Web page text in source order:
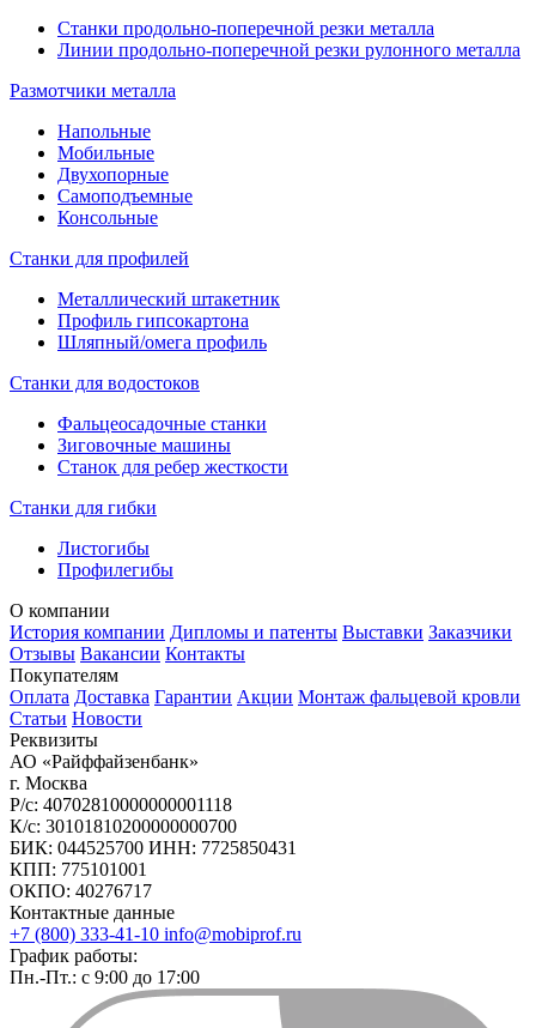
Станки продольно-поперечной резки металла
Линии продольно-поперечной резки рулонного металла
Размотчики металла
Напольные
Мобильные
Двухопорные
Самоподъемные
Консольные
Станки для профилей
Металлический штакетник
Профиль гипсокартона
Шляпный/омега профиль
Станки для водостоков
Фальцеосадочные станки
Зиговочные машины
Станок для ребер жесткости
Станки для гибки
Листогибы
Профилегибы
О компании
История компании Дипломы и патенты Выставки Заказчики
Отзывы Вакансии Контакты
Покупателям
Оплата Доставка Гарантии Акции Монтаж фальцевой кровли
Статьи Новости
Реквизиты
АО «Райффайзенбанк»
г. Москва
Р/с: 40702810000000001118
К/с: 30101810200000000700
БИК: 044525700 ИНН: 7725850431
КПП: 775101001
ОКПО: 40276717
Контактные данные
+7 (800) 333-41-10 info@mobiprof.ru
График работы:
Пн.-Пт.: с 9:00 до 17:00